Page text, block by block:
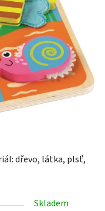
dřevo, látka, plsť,
Skladem